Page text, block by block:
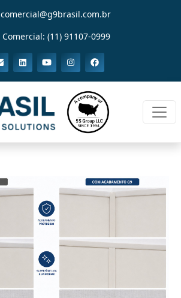
comercial@g9brasil.com.br
Comercial: (11) 91107-0999